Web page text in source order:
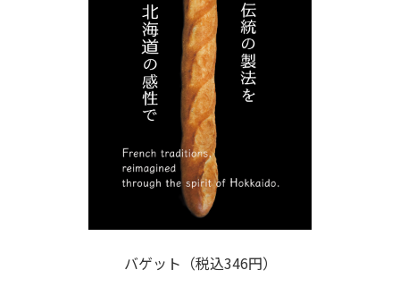
バゲット（税込346円）